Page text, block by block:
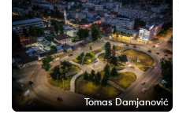
Tomas Damjanović